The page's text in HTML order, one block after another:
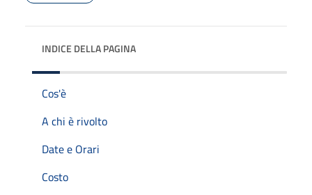
INDICE DELLA PAGINA
Cos'è
A chi è rivolto
Date e Orari
Costo